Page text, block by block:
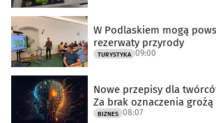
W Podlaskiem mogą
rezerwaty przyrody
TURYSTYKA 09:00
Nowe przepisy dla
Za brak oznaczenia
BIZNES 08:07